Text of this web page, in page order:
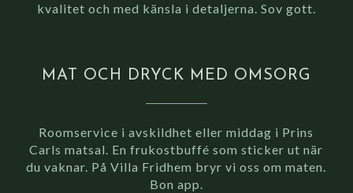
kvalitet och med känsla i detaljerna. Sov gott.
MAT OCH DRYCK MED OMSORG
Roomservice i avskildhet eller middag i Prins
Carls matsal. En frukostbuffé som sticker ut när
du vaknar. På Villa Fridhem bryr vi oss om maten.
Bon app.